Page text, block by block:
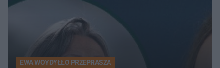
EWA WOYDYŁŁO PRZEPRASZA